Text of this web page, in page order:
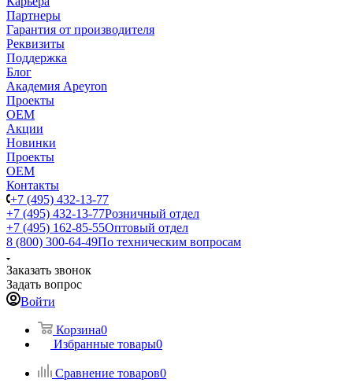
Партнеры
Гарантия от производителя
Реквизиты
Поддержка
Блог
Академия Apeyron
Проекты
ОЕМ
Акции
Новинки
Проекты
ОЕМ
Контакты
+7 (495) 432-13-77
+7 (495) 432-13-77Розничный отдел
+7 (495) 162-85-55Оптовый отдел
8 (800) 300-64-49По техническим вопросам
Заказать звонок
Задать вопрос
Войти
Корзина0
Избранные товары0
Сравнение товаров0